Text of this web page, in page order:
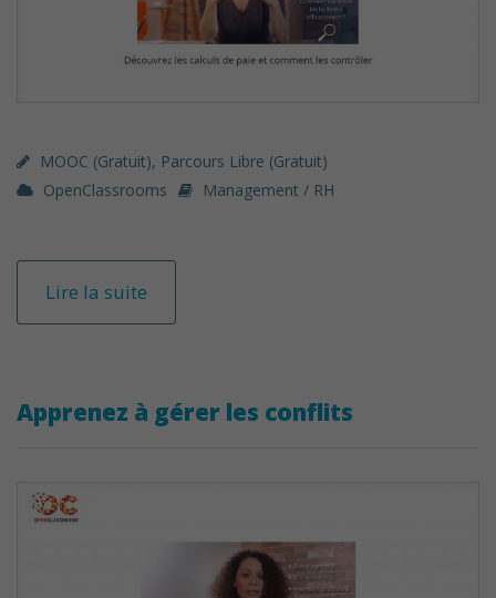
MOOC (gratuit), Parcours Libre (gratuit)
OpenClassrooms
Management / RH
Lire la suite
Apprenez à gérer les conflits